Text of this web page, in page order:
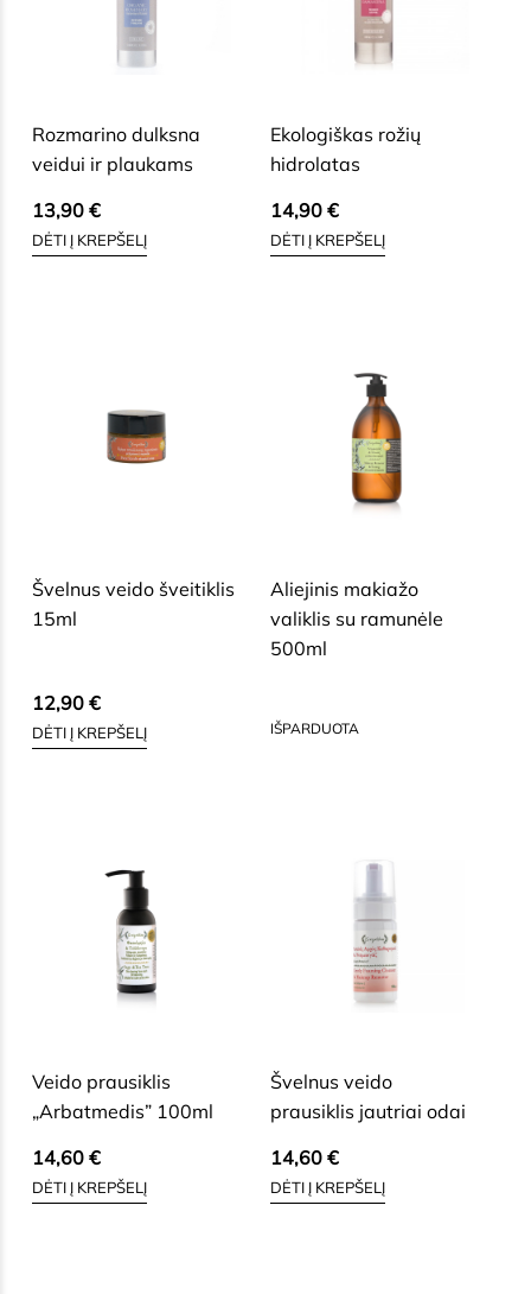
Rozmarino dulksna
veidui ir plaukams
13,90 €
DĖTI Į KREPŠELĮ
Ekologiškas rožių
hidrolatas
14,90 €
DĖTI Į KREPŠELĮ
Švelnus veido šveitiklis
15ml
12,90 €
DĖTI Į KREPŠELĮ
Aliejinis makiažo
valiklis su ramunėle
500ml
IŠPARDUOTA
Veido prausiklis
„Arbatmedis” 100ml
14,60 €
DĖTI Į KREPŠELĮ
Švelnus veido
prausiklis jautriai odai
14,60 €
DĖTI Į KREPŠELĮ